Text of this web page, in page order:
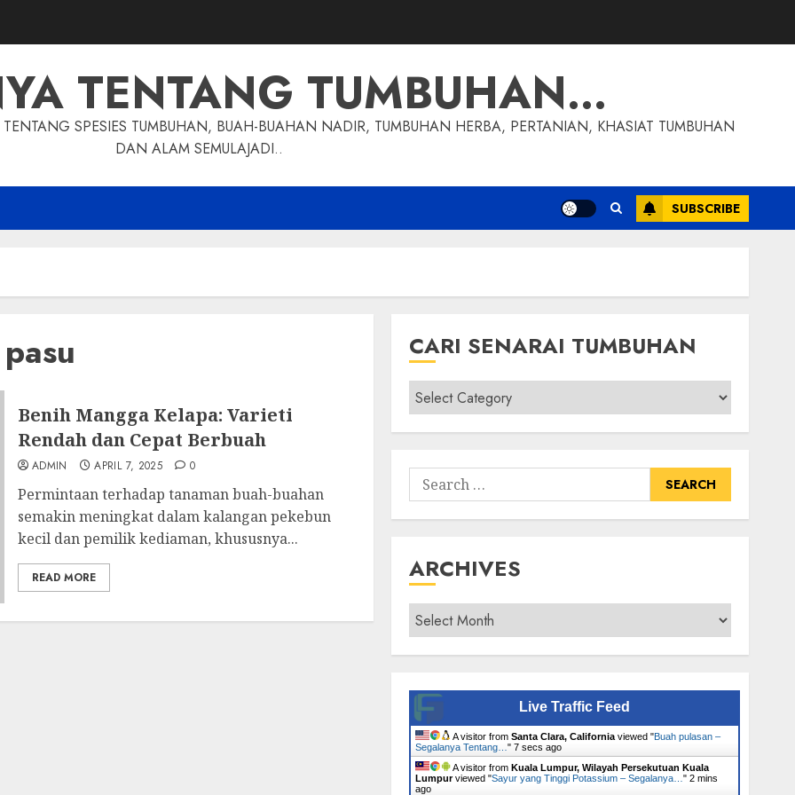
TENTANG TUMBUHAN…
SPESIES TUMBUHAN, BUAH-BUAHAN NADIR, TUMBUHAN HERBA, PERTANIAN, KHASIAT TUMBUHAN
DAN ALAM SEMULAJADI..
SUBSCRIBE
Benih Mangga Kelapa: Varieti
Rendah dan Cepat Berbuah
ADMIN APRIL 7, 2025 0
Permintaan terhadap tanaman buah-buahan
semakin meningkat dalam kalangan pekebun
kecil dan pemilik kediaman, khususnya...
READ MORE
CARI SENARAI TUMBUHAN
Cari
Senarai
Tumbuhan
Search
for:
ARCHIVES
Archives
Live Traffic Feed
A visitor from Santa Clara, Californiaviewed "Buah pulasan –
Segalanya Tentang… " 8 secs ago
A visitor from Kuala Lumpur, Wilayah Persekutuan Kuala
Lumpurviewed "Sayur yang Tinggi Potassium – Segalanya… " 2 mins
ago